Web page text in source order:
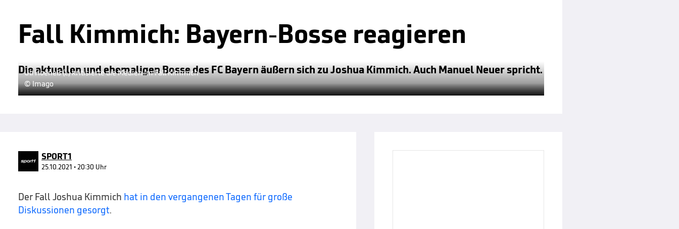
Fall Kimmich: Bayern-Bosse reagieren
Die aktuellen und ehemaligen Bosse des FC Bayern äußern sich zu Joshua Kimmich. Auch Manuel Neuer spricht.
Uli Hoeneß (l.) kritisierte die Medien im Fall Kimmich
© Imago
SPORT1
25.10.2021 • 20:30 Uhr
Der Fall Joshua Kimmich hat in den vergangenen Tagen für große
Diskussionen gesorgt.